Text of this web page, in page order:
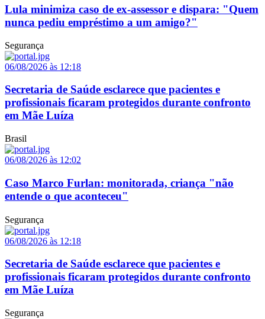
Lula minimiza caso de ex-assessor e dispara: "Quem
nunca pediu empréstimo a um amigo?"
Segurança
06/08/2026 às 12:18
Secretaria de Saúde esclarece que pacientes e
profissionais ficaram protegidos durante confronto
em Mãe Luíza
Brasil
06/08/2026 às 12:02
Caso Marco Furlan: monitorada, criança "não
entende o que aconteceu"
Segurança
06/08/2026 às 12:18
Secretaria de Saúde esclarece que pacientes e
profissionais ficaram protegidos durante confronto
em Mãe Luíza
Segurança